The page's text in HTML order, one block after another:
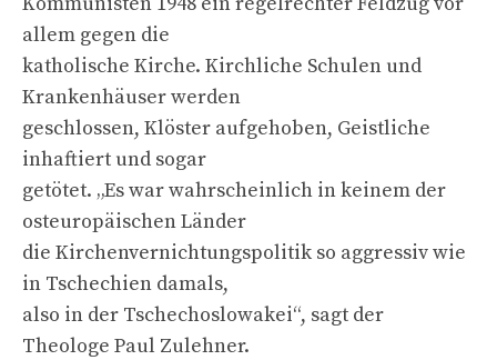
allem gegen die
katholische Kirche. Kirchliche Schulen und
Krankenhäuser werden
geschlossen, Klöster aufgehoben, Geistliche
inhaftiert und sogar
getötet. „Es war wahrscheinlich in keinem der
osteuropäischen Länder
die Kirchenvernichtungspolitik so aggressiv wie
in Tschechien damals,
also in der Tschechoslowakei“, sagt der
Theologe Paul Zulehner.